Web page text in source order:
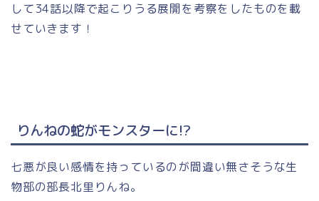
して34話以降で起こりうる展開を考察をしたものを載
せていきます！
りんねの蛇がモンスターに!?
七悪が良い感情を持っているのが間違い無さそうな生
物部の部長北里りんね。